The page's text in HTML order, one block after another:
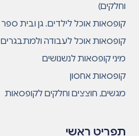
תפריט ראשי
וחלקים)
קופסאות אוכל לילדים. גן ובית ספר
קופסאות אוכל לעבודה ולמתבגרים
מיני קופסאות לנשנושים
קופסאות אחסון
מגשים, חוצצים וחלקים לקופסאות